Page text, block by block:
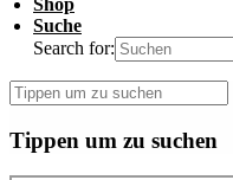
Shop
Suche
Search for:
Tippen um zu suchen